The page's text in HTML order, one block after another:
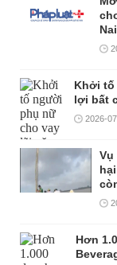
Nai
Khởi
lợi bất
2026-
Vụ
Hơn